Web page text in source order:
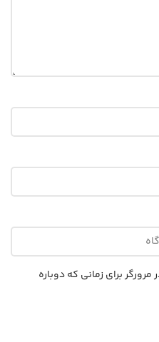
برای زمانی که دوباره